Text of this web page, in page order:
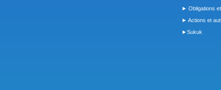
► Obligations
► Actions et
►Sukuk